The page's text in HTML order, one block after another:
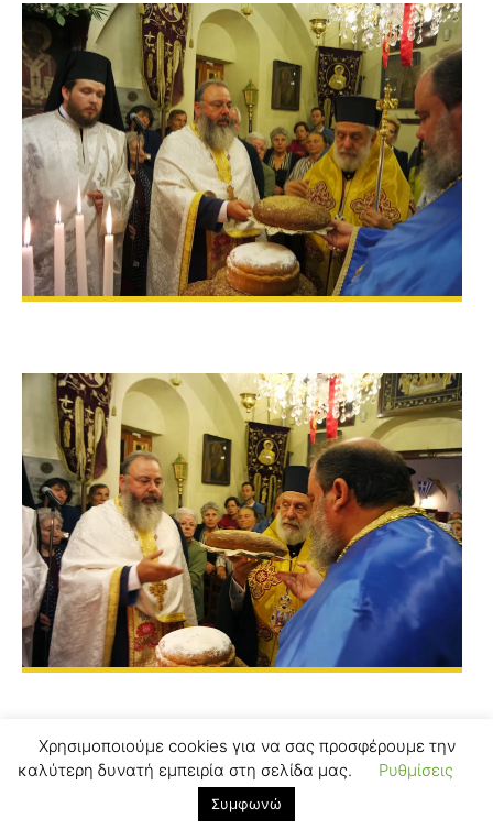
Χρησιμοποιούμε cookies για να σας προσφέρουμε την
καλύτερη δυνατή εμπειρία στη σελίδα μας.
Ρυθμίσεις
Συμφωνώ